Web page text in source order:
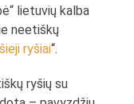
lietuvių kalba
neetiškų
ryšiai“.
ryšių su